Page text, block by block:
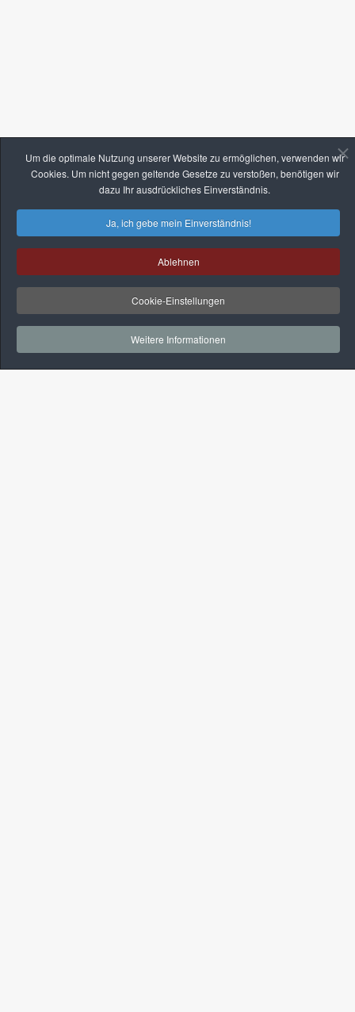
Um die optimale Nutzung unserer Website zu ermöglichen, verwenden wir
Cookies. Um nicht gegen geltende Gesetze zu verstoßen, benötigen wir
dazu Ihr ausdrückliches Einverständnis.
Ja, ich gebe mein Einverständnis!
Ablehnen
Cookie-Einstellungen
Weitere Informationen